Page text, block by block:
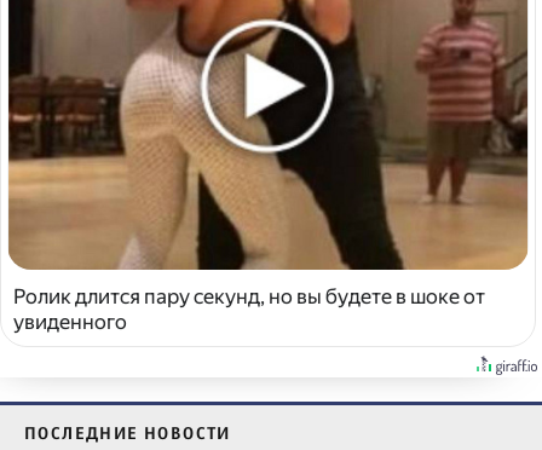
Ролик длится пару секунд, но вы будете в шоке от
увиденного
ПОСЛЕДНИЕ НОВОСТИ